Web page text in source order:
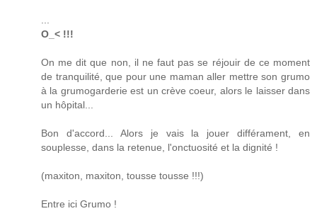
O_< !!!
On me dit que non, il ne faut pas se réjouir de ce moment
de tranquilité, que pour une maman aller mettre son grumo
à la grumogarderie est un crève coeur, alors le laisser dans
un hôpital...
Bon d'accord... Alors je vais la jouer différament, en
souplesse, dans la retenue, l'onctuosité et la dignité !
(maxiton, maxiton, tousse tousse !!!)
Entre ici Grumo !